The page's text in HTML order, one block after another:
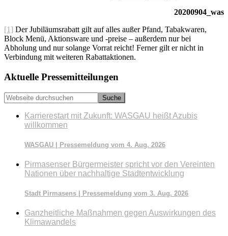
20200904_was
[1] Der Jubiläumsrabatt gilt auf alles außer Pfand, Tabakwaren,
Block Menü, Aktionsware und -preise – außerdem nur bei
Abholung und nur solange Vorrat reicht! Ferner gilt er nicht in
Verbindung mit weiteren Rabattaktionen.
Seitenspalte
Aktuelle Pressemitteilungen
Webseite
durchsuchen
Karrierestart mit Zukunft: WASGAU heißt Azubis
willkommen
WASGAU | Pressemeldung vom 4. Aug. 2026
Pirmasenser Bürgermeister spricht vor den Vereinten
Nationen über nachhaltige Stadtentwicklung
Stadt Pirmasens | Pressemeldung vom 3. Aug. 2026
Ganzheitliche Maßnahmen gegen Auswirkungen des
Klimawandels